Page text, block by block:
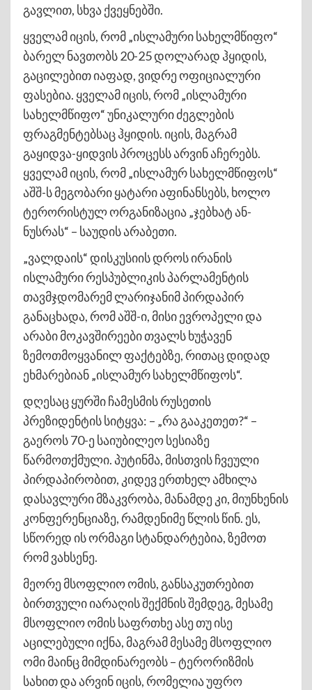
გავლით, სხვა ქვეყნებში.
ყველამ იცის, რომ „ისლამური სახელმწიფო“
ბარელ ნავთობს 20-25 დოლარად ჰყიდის,
გაცილებით იაფად, ვიდრე ოფიციალური
ფასებია. ყველამ იცის, რომ „ისლამური
სახელმწიფო“ უნიკალური ძეგლების
ფრაგმენტებსაც ჰყიდის. იცის, მაგრამ
გაყიდვა-ყიდვის პროცესს არვინ აჩერებს.
ყველამ იცის, რომ „ისლამურ სახელმწიფოს“
აშშ-ს მეგობარი ყატარი აფინანსებს, ხოლო
ტერორისტულ ორგანიზაცია „ჯებხატ ან-
ნუსრას“ – საუდის არაბეთი.
„ვალდაის“ დისკუსიის დროს ირანის
ისლამური რესპუბლიკის პარლამენტის
თავმჯდომარემ ლარიჯანიმ პირდაპირ
განაცხადა, რომ აშშ-ი, მისი ევროპელი და
არაბი მოკავშირეები თვალს ხუჭავენ
ზემოთმოყვანილ ფაქტებზე, რითაც დიდად
ეხმარებიან „ისლამურ სახელმწიფოს“.
დღესაც ყურში ჩამესმის რუსეთის
პრეზიდენტის სიტყვა: – „რა გააკეთეთ?“ –
გაეროს 70-ე საიუბილეო სესიაზე
წარმოთქმული. პუტინმა, მისთვის ჩვეული
პირდაპირობით, კიდევ ერთხელ ამხილა
დასავლური მზაკვრობა, მანამდე კი, მიუნხენის
კონფერენციაზე, რამდენიმე წლის წინ. ეს,
სწორედ ის ორმაგი სტანდარტებია, ზემოთ
რომ ვახსენე.
მეორე მსოფლიო ომის, განსაკუთრებით
ბირთვული იარაღის შექმნის შემდეგ, მესამე
მსოფლიო ომის საფრთხე ასე თუ ისე
აცილებული იქნა, მაგრამ მესამე მსოფლიო
ომი მაინც მიმდინარეობს – ტერორიზმის
სახით და არვინ იცის, რომელია უფრო